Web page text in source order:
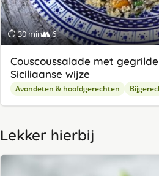
⏱ 30 min👥 6
Couscoussalade met
Siciliaanse wijze
Avondeten & hoofdgerechten
Lekker hierbij